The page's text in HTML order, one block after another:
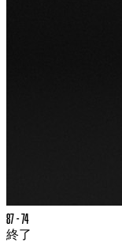
87-74
終了